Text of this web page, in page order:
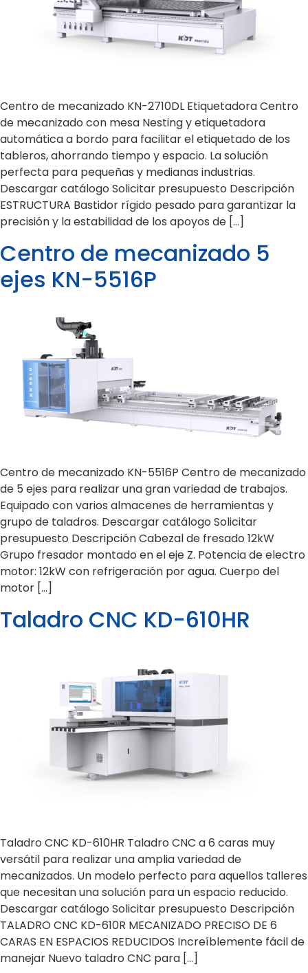
Centro de mecanizado KN-2710DL Etiquetadora Centro
de mecanizado con mesa Nesting y etiquetadora
automática a bordo para facilitar el etiquetado de los
tableros, ahorrando tiempo y espacio. La solución
perfecta para pequeñas y medianas industrias.
Descargar catálogo Solicitar presupuesto Descripción
ESTRUCTURA Bastidor rígido pesado para garantizar la
precisión y la estabilidad de los apoyos de […]
Centro de mecanizado 5
ejes KN-5516P
Centro de mecanizado KN-5516P Centro de mecanizado
de 5 ejes para realizar una gran variedad de trabajos.
Equipado con varios almacenes de herramientas y
grupo de taladros. Descargar catálogo Solicitar
presupuesto Descripción Cabezal de fresado 12kW
Grupo fresador montado en el eje Z. Potencia de electro
motor: 12kW con refrigeración por agua. Cuerpo del
motor […]
Taladro CNC KD-610HR
Taladro CNC KD-610HR Taladro CNC a 6 caras muy
versátil para realizar una amplia variedad de
mecanizados. Un modelo perfecto para aquellos talleres
que necesitan una solución para un espacio reducido.
Descargar catálogo Solicitar presupuesto Descripción
TALADRO CNC KD-610R MECANIZADO PRECISO DE 6
CARAS EN ESPACIOS REDUCIDOS Increíblemente fácil de
manejar Nuevo taladro CNC para […]